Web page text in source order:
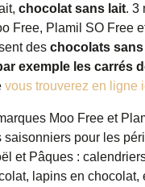
chocolat sans lait. 3
Free, Plamil SO Free
des chocolats
exemple les carrés
vous trouverez en ligne
Moo Free et
saisonniers pour les
et Pâques :
lapins en